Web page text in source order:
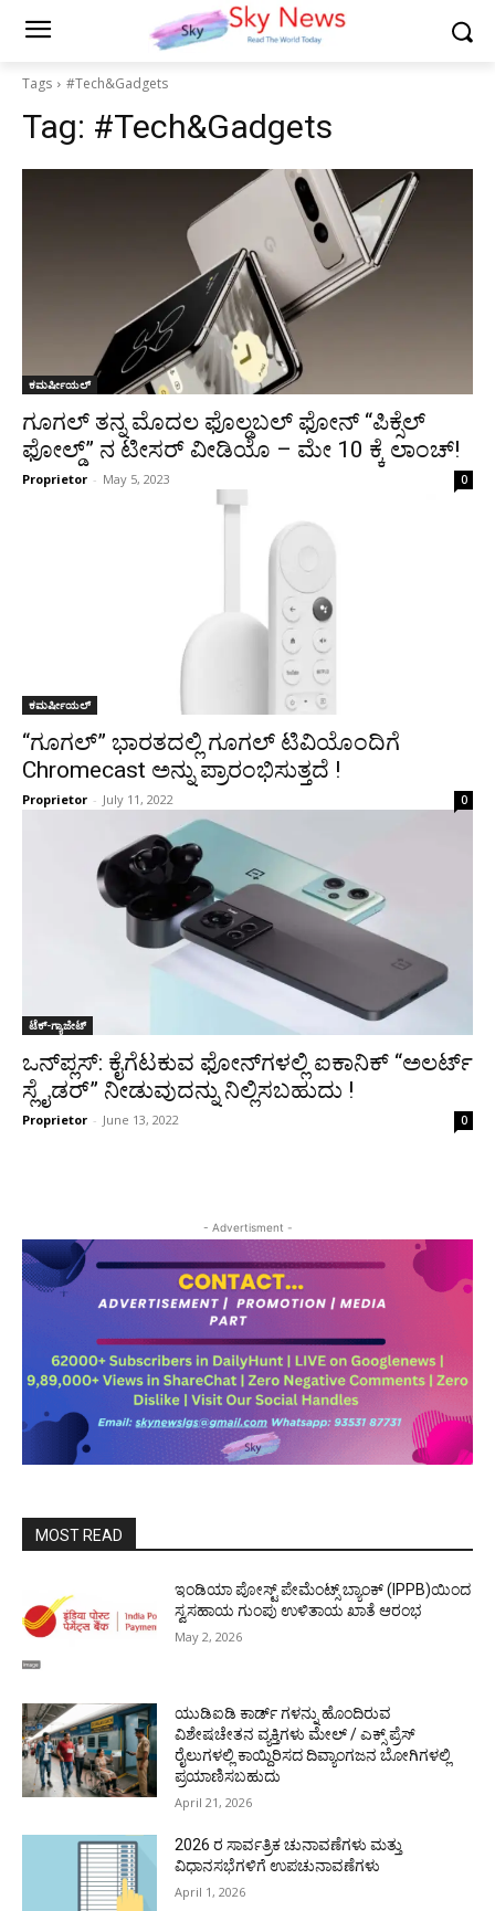
Tags #Tech&Gadgets
Tag: #Tech&Gadgets
ಕಮರ್ಷೀಯಲ್
ಗೂಗಲ್ ತನ್ನ ಮೊದಲ ಫೊಲ್ಡಬಲ್ ಫೋನ್ “ಪಿಕ್ಸೆಲ್
ಫೋಲ್ಡ್” ನ ಟೀಸರ್ ವೀಡಿಯೊ – ಮೇ 10 ಕ್ಕೆ ಲಾಂಚ್!
Proprietor - May 5, 2023 0
ಕಮರ್ಷೀಯಲ್
“ಗೂಗಲ್” ಭಾರತದಲ್ಲಿ ಗೂಗಲ್ ಟಿವಿಯೊಂದಿಗೆ
Chromecast ಅನ್ನು ಪ್ರಾರಂಭಿಸುತ್ತದೆ !
Proprietor - July 11, 2022 0
ಟೆಕ್-ಗ್ಯಾಜೇಟ್
ಒನ್‌ಪ್ಲಸ್: ಕೈಗೆಟಕುವ ಫೋನ್‌ಗಳಲ್ಲಿ ಐಕಾನಿಕ್ “ಅಲರ್ಟ್
ಸ್ಲೈಡರ್” ನೀಡುವುದನ್ನು ನಿಲ್ಲಿಸಬಹುದು !
Proprietor - June 13, 2022 0
- Advertisment -
MOST READ
ಇಂಡಿಯಾ ಪೋಸ್ಟ್ ಪೇಮೆಂಟ್ಸ್ ಬ್ಯಾಂಕ್ (IPPB)ಯಿಂದ
ಸ್ವಸಹಾಯ ಗುಂಪು ಉಳಿತಾಯ ಖಾತೆ ಆರಂಭ
May 2, 2026
ಯುಡಿಐಡಿ ಕಾರ್ಡ್ ಗಳನ್ನು ಹೊಂದಿರುವ
ವಿಶೇಷಚೇತನ ವ್ಯಕ್ತಿಗಳು ಮೇಲ್ / ಎಕ್ಸ್ ಪ್ರೆಸ್
ರೈಲುಗಳಲ್ಲಿ ಕಾಯ್ದಿರಿಸದ ದಿವ್ಯಾಂಗಜನ ಬೋಗಿಗಳಲ್ಲಿ
ಪ್ರಯಾಣಿಸಬಹುದು
April 21, 2026
2026 ರ ಸಾರ್ವತ್ರಿಕ ಚುನಾವಣೆಗಳು ಮತ್ತು
ವಿಧಾನಸಭೆಗಳಿಗೆ ಉಪಚುನಾವಣೆಗಳು
April 1, 2026